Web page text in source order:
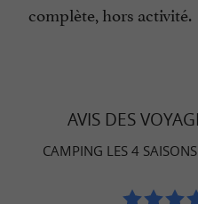
complète, hors activité.
AVIS DES
CAMPING LES 4